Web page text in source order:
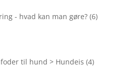
- hvad kan man gøre? (6)
til hund > Hundeis (4)